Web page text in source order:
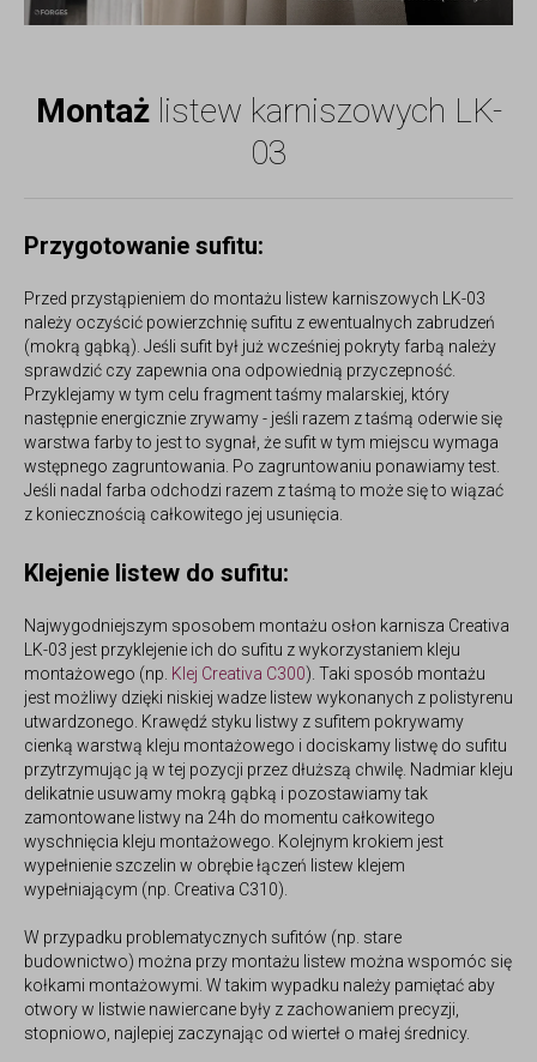
Montażlistew karniszowych LK-
03
Przygotowanie sufitu:
Przed przystąpieniem do montażu listew karniszowych LK-03
należy oczyścić powierzchnię sufitu z ewentualnych zabrudzeń
(mokrą gąbką). Jeśli sufit był już wcześniej pokryty farbą należy
sprawdzić czy zapewnia ona odpowiednią przyczepność.
Przyklejamy w tym celu fragment taśmy malarskiej, który
następnie energicznie zrywamy - jeśli razem z taśmą oderwie się
warstwa farby to jest to sygnał, że sufit w tym miejscu wymaga
wstępnego zagruntowania. Po zagruntowaniu ponawiamy test.
Jeśli nadal farba odchodzi razem z taśmą to może się to wiązać
z koniecznością całkowitego jej usunięcia.
Klejenie listew do sufitu:
Najwygodniejszym sposobem montażu osłon karnisza Creativa
LK-03 jest przyklejenie ich do sufitu z wykorzystaniem kleju
montażowego (np. Klej Creativa C300). Taki sposób montażu
jest możliwy dzięki niskiej wadze listew wykonanych z polistyrenu
utwardzonego. Krawędź styku listwy z sufitem pokrywamy
cienką warstwą kleju montażowego i dociskamy listwę do sufitu
przytrzymując ją w tej pozycji przez dłuższą chwilę. Nadmiar kleju
delikatnie usuwamy mokrą gąbką i pozostawiamy tak
zamontowane listwy na 24h do momentu całkowitego
wyschnięcia kleju montażowego. Kolejnym krokiem jest
wypełnienie szczelin w obrębie łączeń listew klejem
wypełniającym (np. Creativa C310).
W przypadku problematycznych sufitów (np. stare
budownictwo) można przy montażu listew można wspomóc się
kołkami montażowymi. W takim wypadku należy pamiętać aby
otwory w listwie nawiercane były z zachowaniem precyzji,
stopniowo, najlepiej zaczynając od wierteł o małej średnicy.